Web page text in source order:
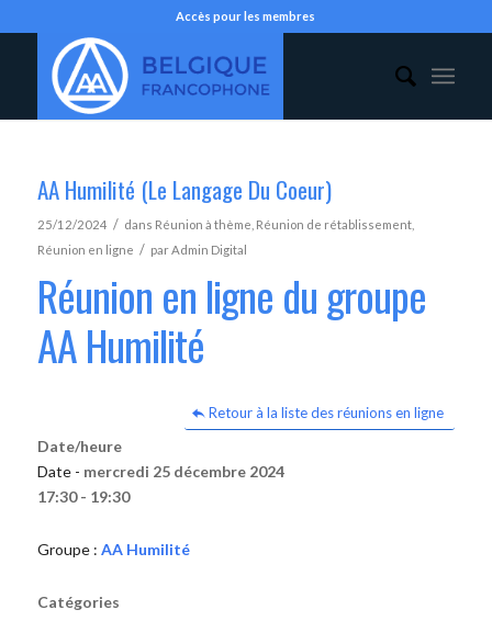
Accès pour les membres
AA Humilité (Le Langage Du Coeur)
25/12/2024 / dans Réunion à thème Réunion de rétablissement,
Réunion en ligne / parAdmin Digital
Réunion en ligne du groupe
AA Humilité
Retour à la liste des réunions en ligne
Date/heure
Date - mercredi 25 décembre 2024
17:30 - 19:30
Groupe : AA Humilité
Catégories